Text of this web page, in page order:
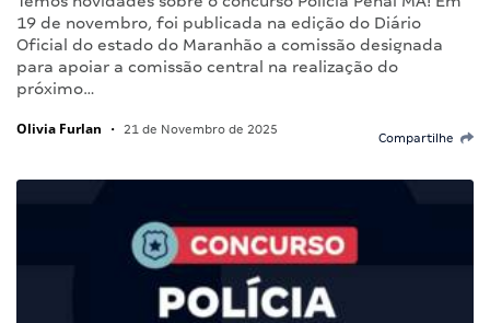
19 de novembro, foi publicada na edição do Diário
Oficial do estado do Maranhão a comissão designada
para apoiar a comissão central na realização do
próximo…
Olivia Furlan • 21 de Novembro de 2025
Compartilhe